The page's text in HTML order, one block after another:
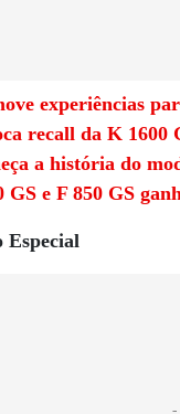
experiências
recall da K 1600
a história do
e F 850 GS
Especial